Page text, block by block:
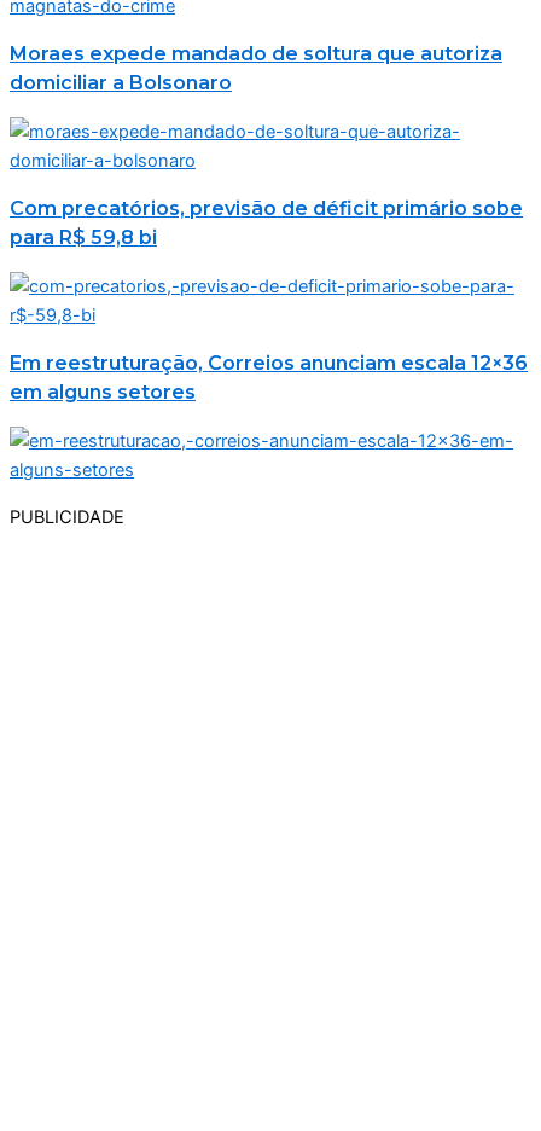
Moraes expede mandado de soltura que autoriza
domiciliar a Bolsonaro
Com precatórios, previsão de déficit primário sobe
para R$ 59,8 bi
Em reestruturação, Correios anunciam escala 12×36
em alguns setores
PUBLICIDADE